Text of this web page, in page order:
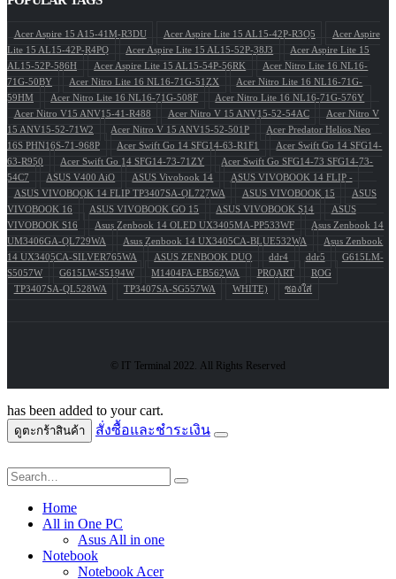
Acer Aspire 15 A15-41M-R3DU Acer Aspire Lite 15 AL15-42P-R3Q5
Acer Aspire
Lite 15 AL15-42P-R4PQ
Acer Aspire Lite 15 AL15-52P-38J3
Acer Aspire Lite 15
AL15-52P-586H
Acer Aspire Lite 15 AL15-54P-56RK
Acer Nitro Lite 16 NL16-
71G-50BY
Acer Nitro Lite 16 NL16-71G-51ZX
Acer Nitro Lite 16 NL16-71G-
59HM
Acer Nitro Lite 16 NL16-71G-508F
Acer Nitro Lite 16 NL16-71G-576Y
Acer Nitro V15 ANV15-41-R488
Acer Nitro V 15 ANV15-52-54AC
Acer Nitro V
15 ANV15-52-71W2
Acer Nitro V 15 ANV15-52-501P
Acer Predator Helios Neo
16S PHN16S-71-968P
Acer Swift Go 14 SFG14-63-R1F1
Acer Swift Go 14 SFG14-
63-R950
Acer Swift Go 14 SFG14-73-71ZY
Acer Swift Go SFG14-73 SFG14-73-
54C7
ASUS V400 AiO ASUS Vivobook 14
ASUS VIVOBOOK 14 FLIP -
ASUS VIVOBOOK 14 FLIP TP3407SA-QL727WA
ASUS VIVOBOOK 15
ASUS
VIVOBOOK 16
ASUS VIVOBOOK GO 15 ASUS VIVOBOOK S14
ASUS
VIVOBOOK S16
Asus Zenbook 14 OLED UX3405MA-PP533WF
Asus Zenbook 14
UM3406GA-QL729WA
Asus Zenbook 14 UX3405CA-BLUE532WA
Asus Zenbook
14 UX3405CA-SILVER765WA
ASUS ZENBOOK DUO ddr4 ddr5
G615LM-
S5057W
G615LW-S5194W M1404FA-EB562WA PROART
ROG
TP3407SA-QL528WA
TP3407SA-SG557WA WHITE) ซองใส่
© IT Terminal 2022. All Rights Reserved
has been added to your cart.
ดูตะกร้าสินค้า สั่งซื้อและชำระเงิน
Home
All in One PC
Asus All in one
Notebook
Notebook Acer